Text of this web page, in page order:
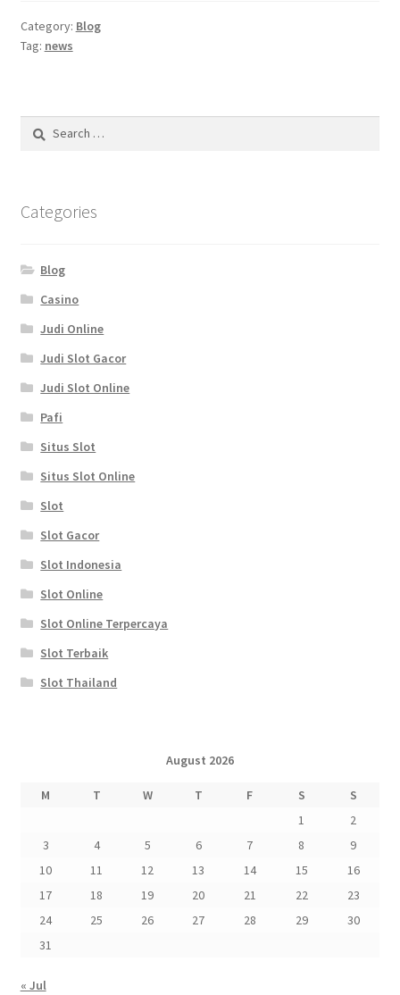
Category: Blog
Tag: news
Categories
Blog
Casino
Judi Online
Judi Slot Gacor
Judi Slot Online
Pafi
Situs Slot
Situs Slot Online
Slot
Slot Gacor
Slot Indonesia
Slot Online
Slot Online Terpercaya
Slot Terbaik
Slot Thailand
August 2026
M T W T F S
S
1
2
3
4 5 6 7 8
9
10
11 12 13 14 15
16
17
18 19 20 21 22
23
24
25 26 27 28 29
30
31
« Jul